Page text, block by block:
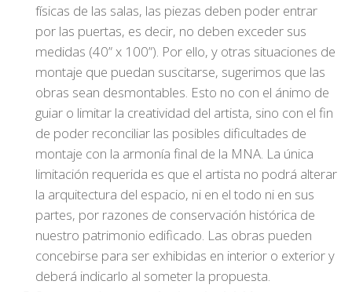
físicas de las salas, las piezas deben poder entrar
por las puertas, es decir, no deben exceder sus
medidas (40” x 100”). Por ello, y otras situaciones de
montaje que puedan suscitarse, sugerimos que las
obras sean desmontables. Esto no con el ánimo de
guiar o limitar la creatividad del artista, sino con el fin
de poder reconciliar las posibles dificultades de
montaje con la armonía final de la MNA. La única
limitación requerida es que el artista no podrá alterar
la arquitectura del espacio, ni en el todo ni en sus
partes, por razones de conservación histórica de
nuestro patrimonio edificado. Las obras pueden
concebirse para ser exhibidas en interior o exterior y
deberá indicarlo al someter la propuesta.